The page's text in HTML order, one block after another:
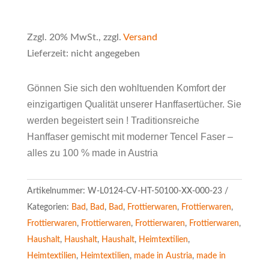
Zzgl. 20% MwSt., zzgl. Versand
Lieferzeit: nicht angegeben
Gönnen Sie sich den wohltuenden Komfort der
einzigartigen Qualität unserer Hanffasertücher. Sie
werden begeistert sein ! Traditionsreiche
Hanffaser gemischt mit moderner Tencel Faser –
alles zu 100 % made in Austria
Artikelnummer: W-L0124-CV-HT-50100-XX-000-23
Kategorien: Bad , Bad , Bad , Frottierwaren, Frottierwaren,
Frottierwaren, Frottierwaren, Frottierwaren, Frottierwaren,
Haushalt, Haushalt, Haushalt, Heimtextilien,
Heimtextilien, Heimtextilien, made in Austria, made in